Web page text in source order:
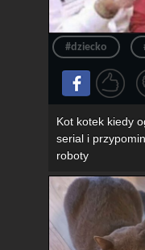
#dziecko
Kot kotek kiedy
serial i
roboty